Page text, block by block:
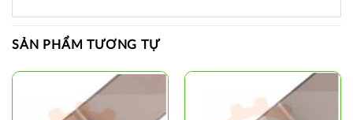
SẢN PHẨM TƯƠNG TỰ